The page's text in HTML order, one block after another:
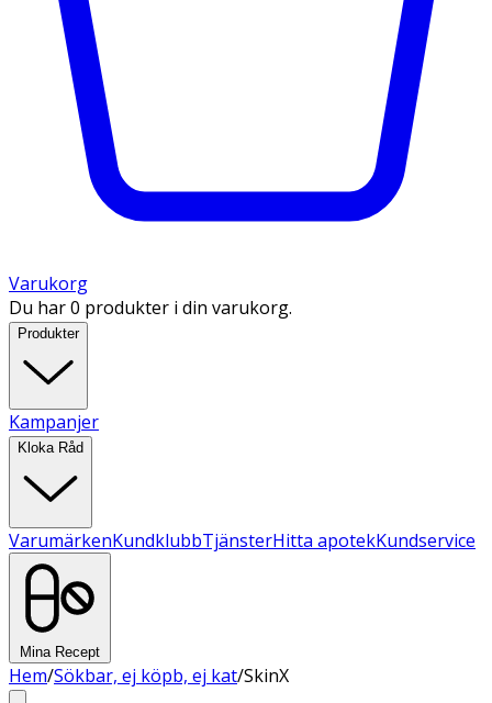
Varukorg
Du har 0 produkter i din varukorg.
Produkter
Kampanjer
Kloka Råd
VarumärkenKundklubbTjänsterHitta apotekKundservice
Mina Recept
Hem/Sökbar, ej köpb, ej kat/SkinX